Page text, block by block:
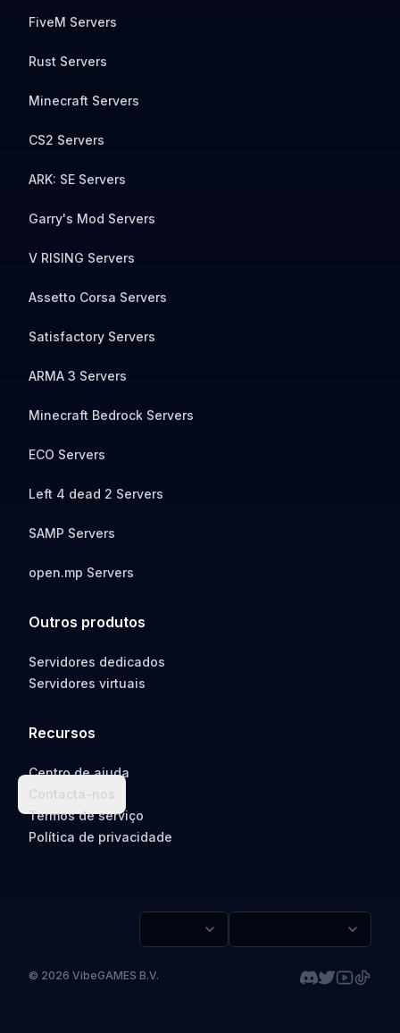
FiveM Servers
Rust Servers
Minecraft Servers
CS2 Servers
ARK: SE Servers
Garry's Mod Servers
V RISING Servers
Assetto Corsa Servers
Satisfactory Servers
ARMA 3 Servers
Minecraft Bedrock Servers
ECO Servers
Left 4 dead 2 Servers
SAMP Servers
open.mp Servers
Outros produtos
Servidores dedicados
Servidores virtuais
Recursos
Centro de ajuda
Contacta-nos
Termos de serviço
Política de privacidade
© 2026 VibeGAMES B.V.